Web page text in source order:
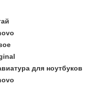
для ноутбуков